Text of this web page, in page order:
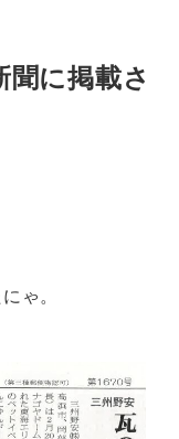
クセス
マップ
に掲載さ
ゃ。